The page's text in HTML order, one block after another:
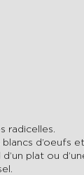
radicelles.
blancs d’oeufs
plat ou